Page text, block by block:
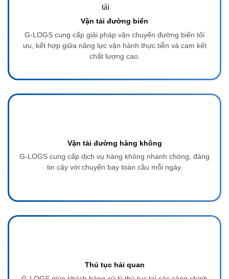
Vận tải đường biển
G-LOGS cung cấp giải pháp vận chuyển đường biển tối
ưu, kết hợp giữa năng lực vận hành thực tiễn và cam kết
chất lượng cao.
Vận tải đường hàng không
G-LOGS cung cấp dịch vụ hàng không nhanh chóng, đáng
tin cậy với chuyến bay toàn cầu mỗi ngày.
Thủ tục hải quan